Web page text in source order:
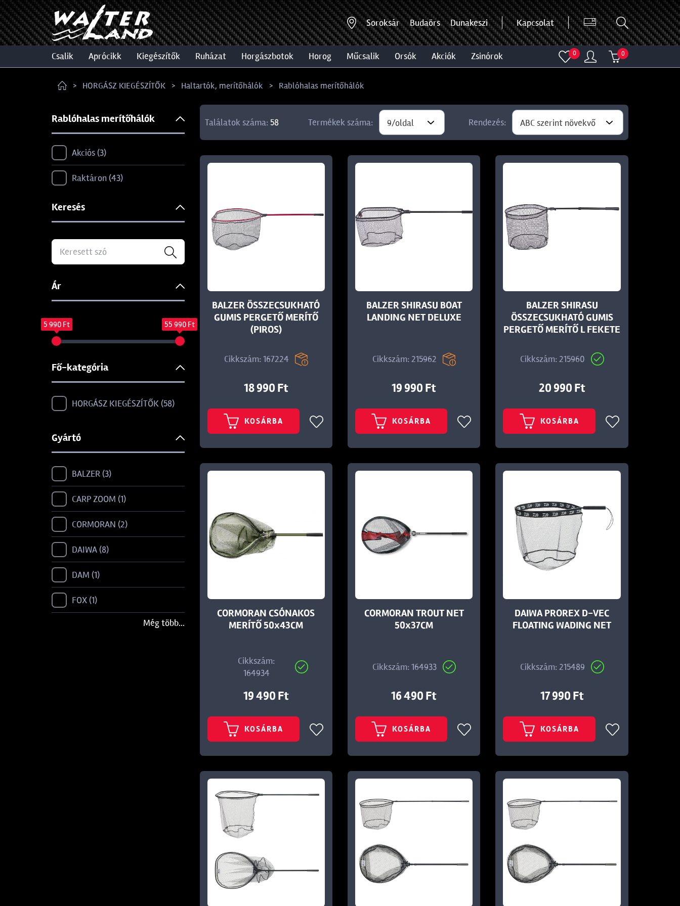
Soroksár Budaörs Dunakeszi Kapcsolat
csalik aprócikk kiegészítők ruházat horgászbotok horog műcsalik orsók akciók zsinórok 0 0
HORGÁSZ KIEGÉSZÍTŐK Haltartók, merítőhálók Rablóhalas merítőhálók
Rablóhalas merítőhálók
Akciós 3
Raktáron 43
Keresés
Ár
5 990 Ft 55 990 Ft
Fő-kategória
HORGÁSZ KIEGÉSZÍTŐK 58
Gyártó
BALZER 3
CARP ZOOM 1
CORMORAN 2
DAIWA 8
DAM 1
FOX 1
Még több...
Találatok száma:58 Termékek száma: 9/oldal Rendezés: ABC szerint növekvő
BALZER ÖSSZECSUKHATÓ
GUMIS PERGETŐ MERÍTŐ
(PIROS)
Cikkszám: 167224
18 990 Ft
KOSÁRBA
BALZER SHIRASU BOAT
LANDING NET DELUXE
Cikkszám: 215962
19 990 Ft
KOSÁRBA
BALZER SHIRASU
ÖSSZECSUKHATÓ GUMIS
PERGETŐ MERÍTŐ L FEKETE
Cikkszám: 215960
20 990 Ft
KOSÁRBA
CORMORAN CSÓNAKOS
MERÍTŐ 50x43CM
Cikkszám:
164934
19 490 Ft
KOSÁRBA
CORMORAN TROUT NET
50x37CM
Cikkszám: 164933
16 490 Ft
KOSÁRBA
DAIWA PROREX D-VEC
FLOATING WADING NET
Cikkszám: 215489
17 990 Ft
KOSÁRBA